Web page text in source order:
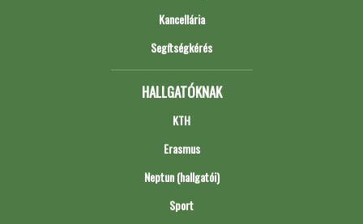
Kancellária
Segítségkérés
HALLGATÓKNAK
KTH
Erasmus
Neptun (hallgatói)
Sport